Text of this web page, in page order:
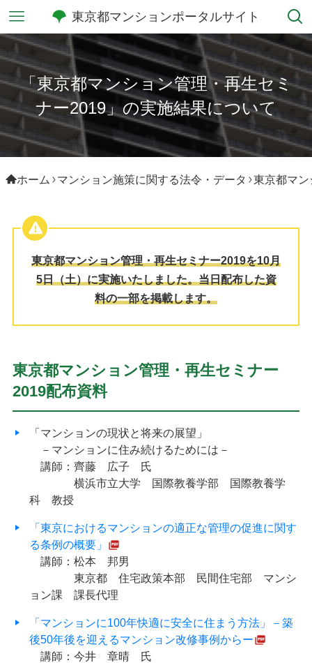
東京都マンションポータルサイト
「東京都マンション管理・再生セミ
ナー2019」の実施結果について
ホーム マンション施策に関する法令・データ 東京都マ
東京都マンション管理・再生セミナー2019を10月
5日（土）に実施いたしました。当日配布した資
料の一部を掲載します。
東京都マンション管理・再生セミナー
2019配布資料
「マンションの現状と将来の展望」
－マンションに住み続けるためには－
講師：齊藤 広子 氏
横浜市立大学 国際教養学部 国際教養学
科 教授
「東京におけるマンションの適正な管理の促進に関す
る条例の概要」
講師：松本 邦男
東京都 住宅政策本部 民間住宅部 マンシ
ョン課 課長代理
「マンションに100年快適に安全に住まう方法」－築
後50年後を迎えるマンション改修事例からー
講師：今井 章晴 氏